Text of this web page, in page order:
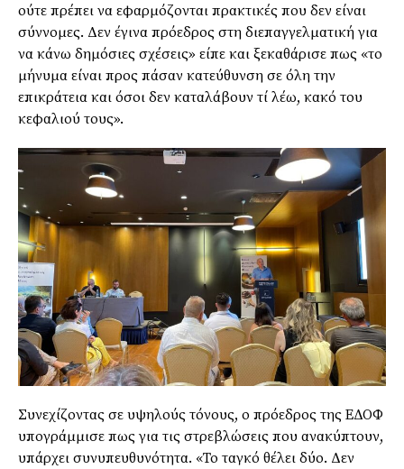
ούτε πρέπει να εφαρμόζονται πρακτικές που δεν είναι
σύννομες. Δεν έγινα πρόεδρος στη διεπαγγελματική για
να κάνω δημόσιες σχέσεις» είπε και ξεκαθάρισε πως «το
μήνυμα είναι προς πάσαν κατεύθυνση σε όλη την
επικράτεια και όσοι δεν καταλάβουν τί λέω, κακό του
κεφαλιού τους».
Συνεχίζοντας σε υψηλούς τόνους, ο πρόεδρος της ΕΔΟΦ
υπογράμμισε πως για τις στρεβλώσεις που ανακύπτουν,
υπάρχει συνυπευθυνότητα. «Το ταγκό θέλει δύο. Δεν